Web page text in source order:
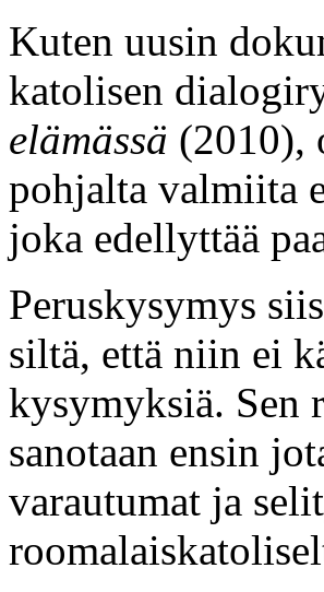
Kuten uusin
katolisen
elämässä (2010),
pohjalta valmiita
joka edellyttää
Peruskysymys
siltä, että niin ei
kysymyksiä. Sen
sanotaan ensin
varautumat ja